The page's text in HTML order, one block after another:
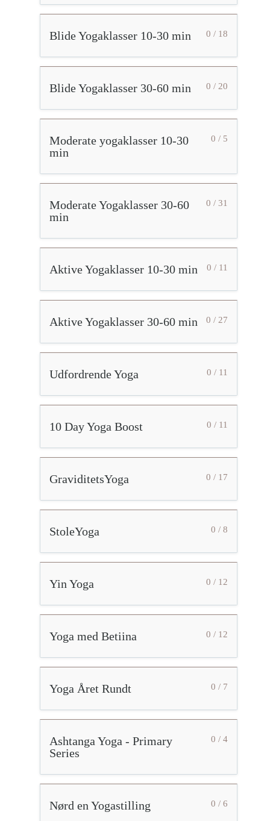
0 / 18
Blide Yogaklasser 10-30 min
0 / 20
Blide Yogaklasser 30-60 min
0 / 5
Moderate yogaklasser 10-30
min
0 / 31
Moderate Yogaklasser 30-60
min
0 / 11
Aktive Yogaklasser 10-30 min
0 / 27
Aktive Yogaklasser 30-60 min
0 / 11
Udfordrende Yoga
0 / 11
10 Day Yoga Boost
0 / 17
GraviditetsYoga
0 / 8
StoleYoga
0 / 12
Yin Yoga
0 / 12
Yoga med Betiina
0 / 7
Yoga Året Rundt
0 / 4
Ashtanga Yoga - Primary
Series
0 / 6
Nørd en Yogastilling